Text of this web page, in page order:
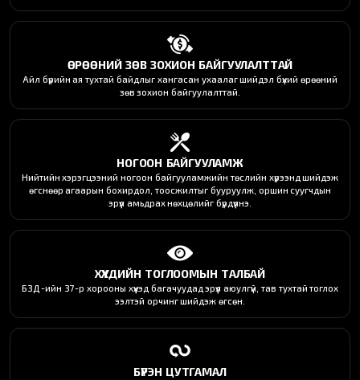
ӨРӨӨНИЙ ЗӨВ ЗОХИОН БАЙГУУЛАЛТТАЙ
Айл бүрийн ая тухтай байдлыг хангасан ухаалаг шийдэл бүхий өрөөний
зөв зохион байгуулалттай.
НОГООН БАЙГУУЛАМЖ
Нийтийн хэрэгцээний ногоон байгууламжийн төслийн хүрээнд шийдэж
өгснөөр агаарын бохирдол, тоосжилтыг бууруулж, оршин суугчдын
эрүүл амьдрах нөхцөлийг бүрдүүлнэ.
ХҮҮХДИЙН ТОГЛООМЫН ТАЛБАЙ
БЗД -ийн 37-р хорооны хүүхэд багачуудад эрүүл аюулгүй, тав тухтай тоглох
ээлтэй орчинг шийдэж өгсөн.
БҮРЭН ЦУТГАМАЛ